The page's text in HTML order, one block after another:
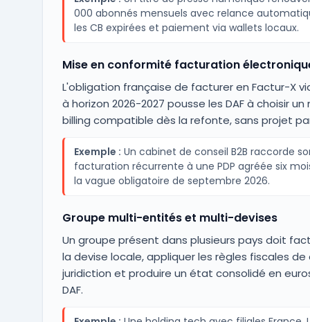
000 abonnés mensuels avec relance
les CB expirées et paiement via wallets locaux.
Mise en conformité facturation
L'obligation française de facturer en Factur-X
à horizon 2026-2027 pousse les DAF à choisir
billing compatible dès la refonte, sans projet
Exemple : Un cabinet de conseil B2B raccorde
facturation récurrente à une PDP agréée six
la vague obligatoire de septembre 2026.
Groupe multi-entités et multi-devises
Un groupe présent dans plusieurs pays doit
la devise locale, appliquer les règles fiscales de
juridiction et produire un état consolidé en
DAF.